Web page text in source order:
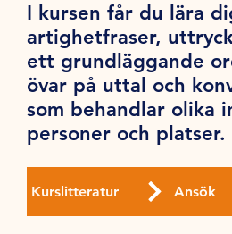
I kursen får du lära
artighetfraser,
ett grundläggande
övar på uttal och
som behandlar olika
personer och platser.
Kurslitteratur Ansök